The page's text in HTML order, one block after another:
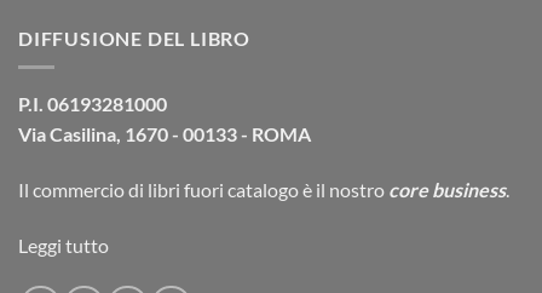
39,00€.37,10€.
DIFFUSIONE DEL LIBRO
P.I. 06193281000
Via Casilina, 1670 - 00133 - ROMA
Il commercio di libri fuori catalogoè il nostro core business.
Leggi tutto